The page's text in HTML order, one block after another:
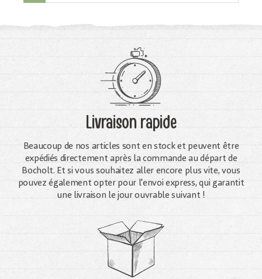
Livraison rapide
Beaucoup de nos articles sont en stock et peuvent être
expédiés directement après la commande au départ de
Bocholt. Et si vous souhaitez aller encore plus vite, vous
pouvez également opter pour l'envoi express, qui garantit
une livraison le jour ouvrable suivant !